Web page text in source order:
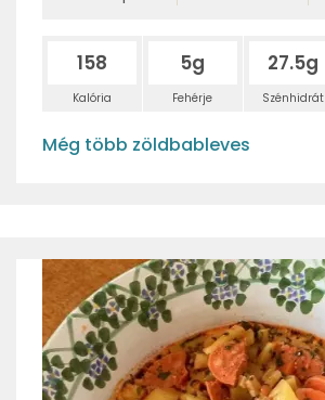
158
Kalória
5g
Fehérje
27.5g
Szénhidrát
Még több zöldbableves